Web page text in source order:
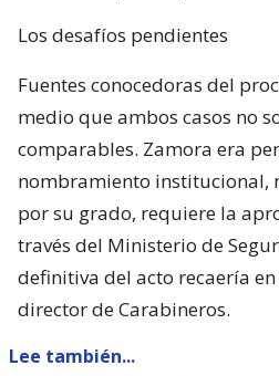
Los desafíos pendientes
Fuentes conocedoras del
medio que ambos casos no
comparables. Zamora era
nombramiento institucional,
por su grado, requiere la
través del Ministerio de
definitiva del acto recaería
director de Carabineros.
Lee también...